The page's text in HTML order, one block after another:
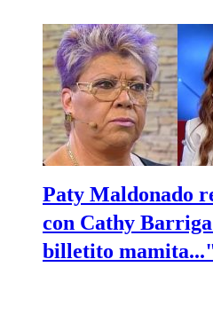
Paty Maldonado
con Cathy
billetito